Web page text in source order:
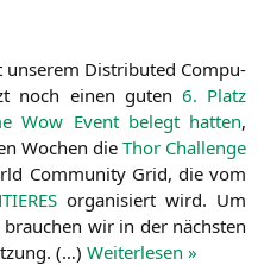
unse­rem Dis­tri­bu­ted Com­pu­
noch einen guten 6. Platz
Wow Event belegt hat­ten,
Wochen die Thor Chall­enge
Com­mu­ni­ty Grid, die vom
orga­ni­siert wird. Um
wir in der nächs­ten
(…) Wei­ter­le­sen »